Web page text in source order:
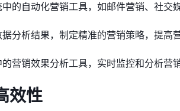
中的自动化营销工具，如邮件营销、社交
分析结果，制定精准的营销策略，提高营
营销效果分析工具，实时监控和分析营
效性